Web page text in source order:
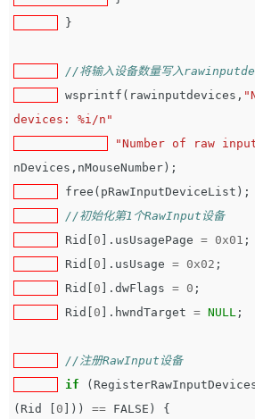
}
//将输入设备数量写入
wsprintf ( rawinputdevices ,
devices: %i/n"
"Number of raw
nDevices , nMouseNumber );
free ( pRawInputDeviceList );
//初始化第1个RawInput设备
Rid
0 ]. usUsagePage = 0x01 ;
Rid
0 ]. usUsage = 0x02 ;
Rid
0 ]. dwFlags = 0 ;
Rid
0 ]. hwndTarget = NULL ;
//注册RawInput设备
if
(
( Rid 0 ])) == FALSE )
{